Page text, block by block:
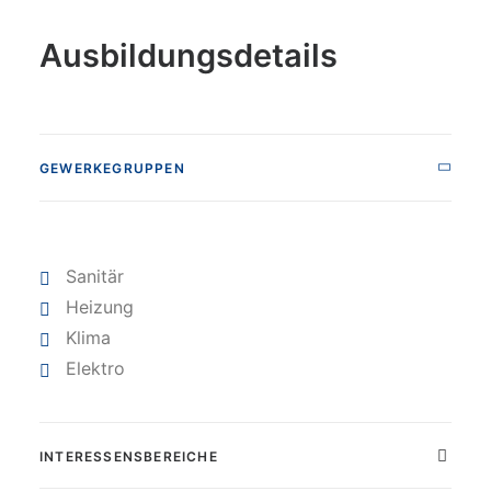
Ausbildungsdetails
GEWERKEGRUPPEN
Sanitär
Heizung
Klima
Elektro
INTERESSENSBEREICHE